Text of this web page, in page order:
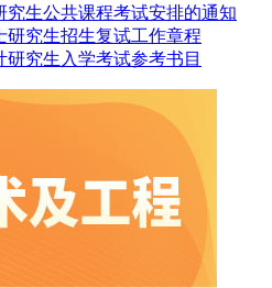
究生公共课程考试安排的通知
研究生招生复试工作章程
究生入学考试参考书目